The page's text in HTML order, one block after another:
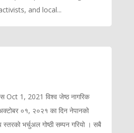
and local...
Oct 1, 2021 विश्व जेष्ठ नागरिक
०१, २०२१ का दिन नेपानको
स्तरको भर्चुअल गोष्ठी सम्पन गरियो । सबै